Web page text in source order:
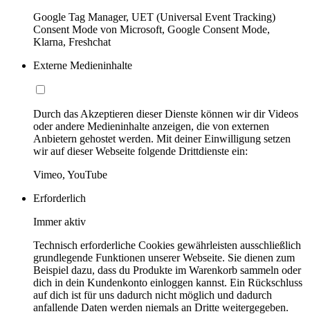
Google Tag Manager, UET (Universal Event Tracking)
Consent Mode von Microsoft, Google Consent Mode,
Klarna, Freshchat
Externe Medieninhalte
Durch das Akzeptieren dieser Dienste können wir dir Videos
oder andere Medieninhalte anzeigen, die von externen
Anbietern gehostet werden. Mit deiner Einwilligung setzen
wir auf dieser Webseite folgende Drittdienste ein:
Vimeo, YouTube
Erforderlich
Immer aktiv
Technisch erforderliche Cookies gewährleisten ausschließlich
grundlegende Funktionen unserer Webseite. Sie dienen zum
Beispiel dazu, dass du Produkte im Warenkorb sammeln oder
dich in dein Kundenkonto einloggen kannst. Ein Rückschluss
auf dich ist für uns dadurch nicht möglich und dadurch
anfallende Daten werden niemals an Dritte weitergegeben.